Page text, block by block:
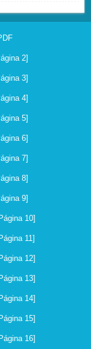
2]
3]
4]
5]
6]
7]
8]
9]
10]
11]
12]
13]
14]
15]
16]